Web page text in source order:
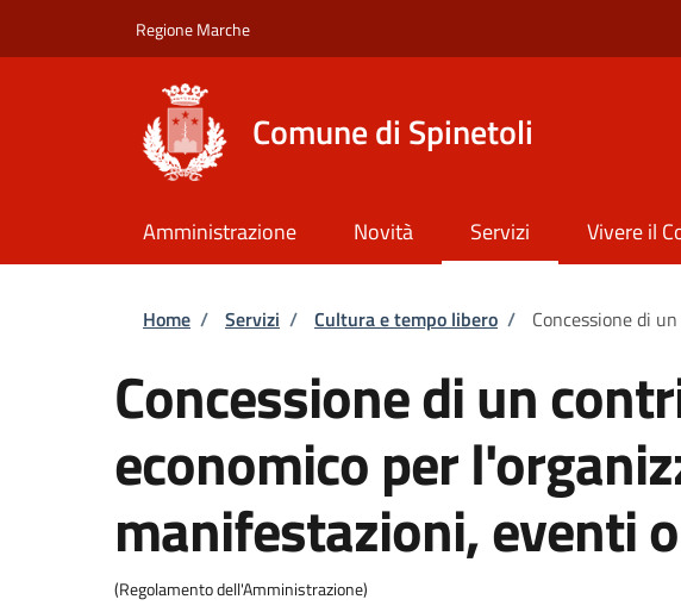
Regione Marche
Comune di Spinetoli
Amministrazione Novità Servizi Vivere il
Briciole di pane
Home / Servizi / Cultura e tempo libero / Concessione di
Concessione di un
economico per
manifestazioni, eventi
(Regolamento dell'Amministrazione)